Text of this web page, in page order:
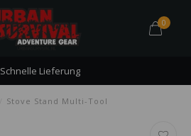
0
Schnelle Lieferung
Stove Stand Multi-Tool